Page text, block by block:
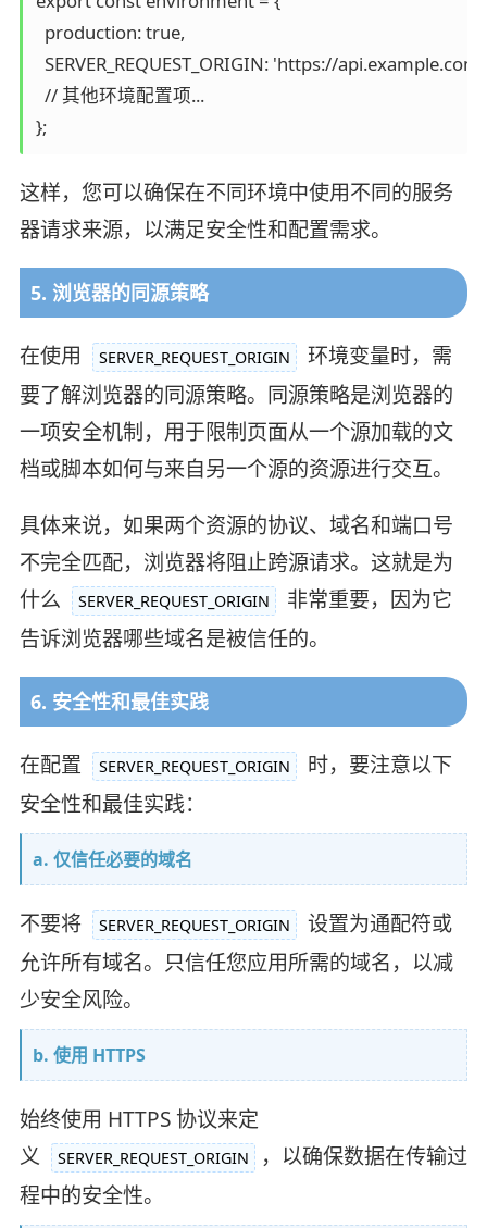
  production: true,
SERVER_REQUEST_ORIGIN: 'https://
  // 其他环境配置项...
};
这样，您可以确保在不同环境中使用不同的服务
器请求来源，以满足安全性和配置需求。
5. 浏览器的同源策略
在使用 SERVER_REQUEST_ORIGIN
环境变量时，需
要了解浏览器的同源策略。同源策略是浏览器的
一项安全机制，用于限制页面从一个源加载的文
档或脚本如何与来自另一个源的资源进行交互。
具体来说，如果两个资源的协议、域名和端口号
不完全匹配，浏览器将阻止跨源请求。这就是为
什么
SERVER_REQUEST_ORIGIN
非常重要，因为它
告诉浏览器哪些域名是被信任的。
6. 安全性和最佳实践
在配置 SERVER_REQUEST_ORIGIN
时，要注意以下
安全性和最佳实践：
a. 仅信任必要的域名
不要将 SERVER_REQUEST_ORIGIN
设置为通配符或
允许所有域名。只信任您应用所需的域名，以减
少安全风险。
b. 使用 HTTPS
始终使用 HTTPS 协议来定
义
SERVER_REQUEST_ORIGIN
，以确保数据在传输过
程中的安全性。